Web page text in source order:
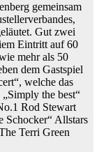
gemeinsam
Gut zwei
Eintritt auf 60
mehr als 50
dem Gastspiel
welche das
the best“
Rod Stewart
Schocker“ Allstars
Terri Green